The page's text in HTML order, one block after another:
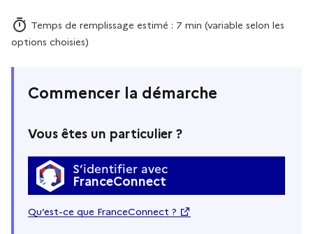
Temps de remplissage estimé : 7 min (variable selon les
options choisies)
Commencer la démarche
Vous êtes un particulier ?
S’identifier avec
FranceConnect
Qu’est-ce que FranceConnect ?